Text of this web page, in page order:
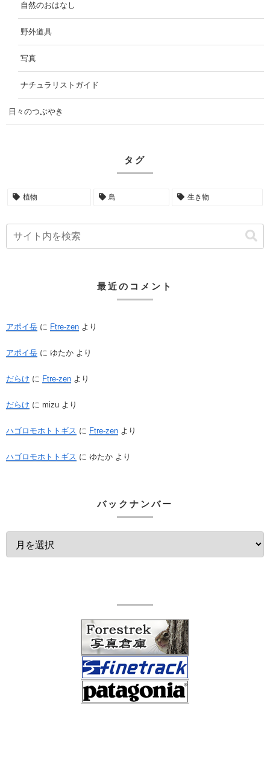
自然のおはなし
野外道具
写真
ナチュラリストガイド
日々のつぶやき
タグ
植物 鳥 生き物
最近のコメント
アポイ岳 に Ftre-zen より
アポイ岳 に ゆたか より
だらけ に Ftre-zen より
だらけ に mizu より
ハゴロモホトトギス に Ftre-zen より
ハゴロモホトトギス に ゆたか より
バックナンバー